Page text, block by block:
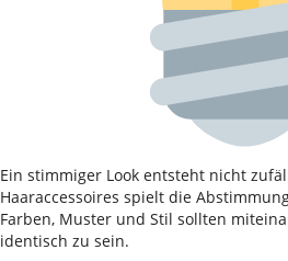
Ein stimmiger Look entsteht nicht
Haaraccessoires spielt die
Farben, Muster und Stil sollten
identisch zu sein.